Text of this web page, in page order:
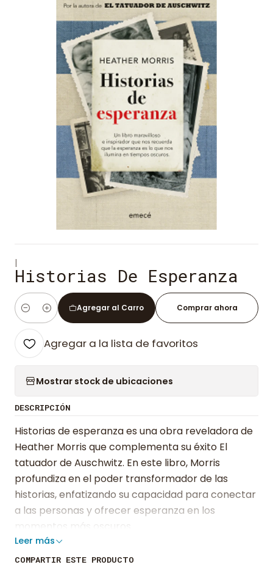
|
Historias De Esperanza
Cantidad
Agregar al Carro Comprar ahora
Agregar a la lista de favoritos
Mostrar stock de ubicaciones
DESCRIPCIÓN
Historias de esperanza es una obra reveladora de
Heather Morris que complementa su éxito El
tatuador de Auschwitz. En este libro, Morris
profundiza en el poder transformador de las
historias, enfatizando su capacidad para conectar
a las personas y ofrecer esperanza en los
momentos más oscuros.
Morris comparte relatos conmovedores de
Leer más
COMPARTIR ESTE PRODUCTO